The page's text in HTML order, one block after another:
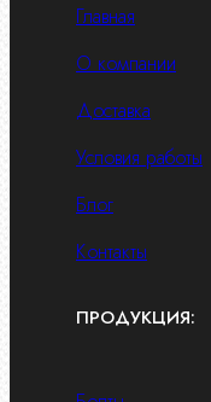
Главная
О компании
Доставка
Условия работы
Блог
Контакты
ПРОДУКЦИЯ: